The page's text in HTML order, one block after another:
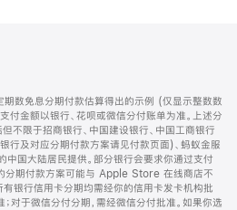
期数免息分期付款估算得出的示例 (仅显示整数数
付金额以银行、花呗或微信分付账单为准。上述分
不限于招商银行、中国建设银行、中国工商银行
行及对应分期付款方案请见付款页面)、蚂蚁金服
国大陆居民提供。部分银行会要求你通过支付
分期付款方案可能与 Apple Store 在线商店不
银行信用卡分期均需经你的信用卡发卡机构批
对于微信分付分期，需经微信分付批准。如果你选